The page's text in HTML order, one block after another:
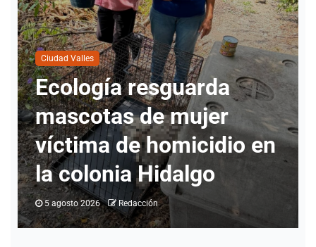
mujer
en
Ciudad Valles
Nueva
INMUVI da
labores con
ciudadanos y
programas
5 agosto 2026